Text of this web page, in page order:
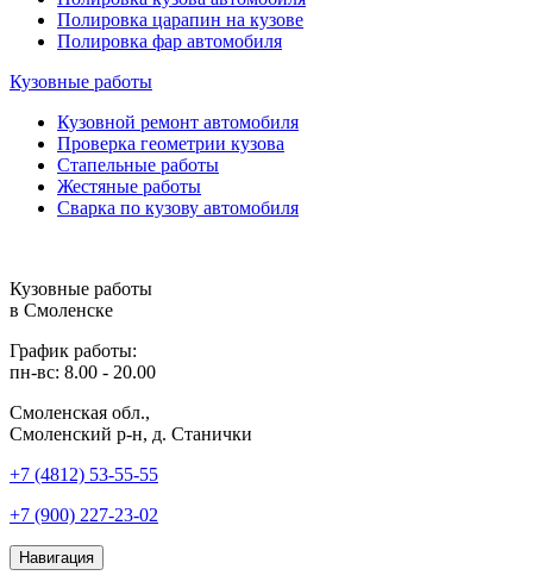
Полировка царапин на кузове
Полировка фар автомобиля
Кузовные работы
Кузовной ремонт автомобиля
Проверка геометрии кузова
Стапельные работы
Жестяные работы
Сварка по кузову автомобиля
Кузовные работы
в Смоленске
График работы:
пн-вс: 8.00 - 20.00
Смоленская обл.,
Смоленский р-н, д. Станички
+7 (4812) 53-55-55
+7 (900) 227-23-02
Навигация